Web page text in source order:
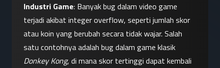
Industri Game: Banyak bug dalam video game
terjadi akibat integer overflow, seperti jumlah skor
atau koin yang berubah secara tidak wajar. Salah
Donkey Kong, di mana skor tertinggi dapat kembali